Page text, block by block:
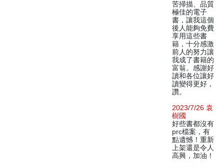
苦掃描、品質
極佳的電子
書，讓我這個
後人能夠免費
享用這些書
籍，十分感激
前人的努力讓
我成了書籍的
富翁。感謝好
讀和各位讓好
讀變得更好，
讚。
2023/7/26 袁
樹國
好些書都沒有
prc檔案，有
點遺憾！重新
上架還是令人
高興，加油！